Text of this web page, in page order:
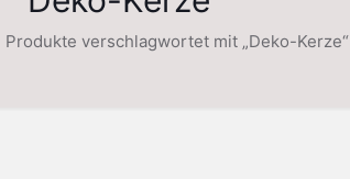
Produkte verschlagwortet mit „Deko-Kerze“